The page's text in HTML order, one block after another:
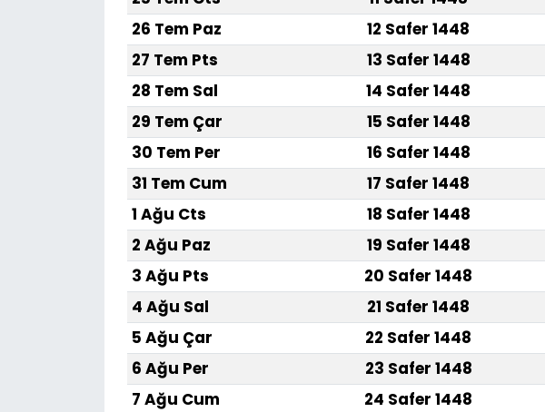
26 Tem Paz
12 Safer 1448
27 Tem Pts
13 Safer 1448
28 Tem Sal
14 Safer 1448
29 Tem Çar
15 Safer 1448
30 Tem Per
16 Safer 1448
31 Tem Cum
17 Safer 1448
1 Ağu Cts
18 Safer 1448
2 Ağu Paz
19 Safer 1448
3 Ağu Pts
20 Safer 1448
4 Ağu Sal
21 Safer 1448
5 Ağu Çar
22 Safer 1448
6 Ağu Per
23 Safer 1448
7 Ağu Cum
24 Safer 1448